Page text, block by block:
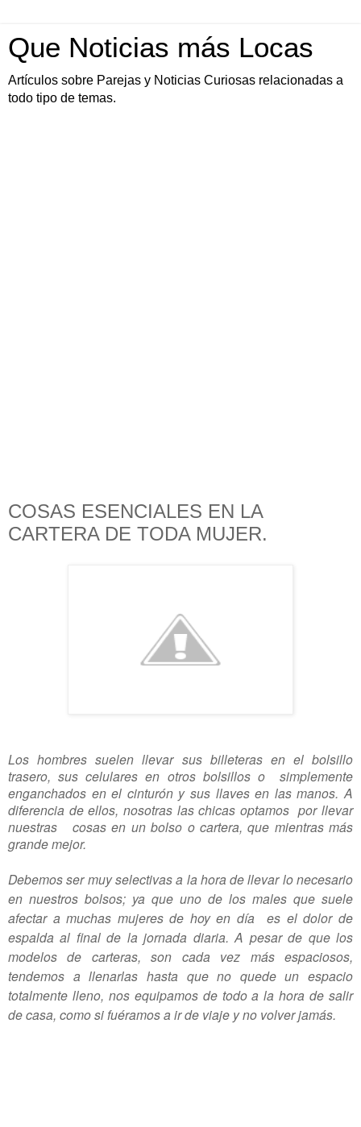
Que Noticias más Locas
Artículos sobre Parejas y Noticias Curiosas relacionadas a
todo tipo de temas.
COSAS ESENCIALES EN LA
CARTERA DE TODA MUJER.
Los hombres suelen llevar sus billeteras en el bolsillo
trasero, sus celulares en otros bolsillos o simplemente
enganchados en el cinturón y sus llaves en las manos. A
diferencia de ellos, nosotras las chicas optamos por llevar
nuestras cosas en un bolso o cartera, que mientras más
grande mejor.
Debemos ser muy selectivas a la hora de llevar lo necesario
en nuestros bolsos; ya que uno de los males que suele
afectar a muchas mujeres de hoy en día es el dolor de
espalda al final de la jornada diaria. A pesar de que los
modelos de carteras, son cada vez más espaciosos,
tendemos a llenarlas hasta que no quede un espacio
totalmente lleno, nos equipamos de todo a la hora de salir
de casa, como si fuéramos a ir de viaje y no volver jamás.